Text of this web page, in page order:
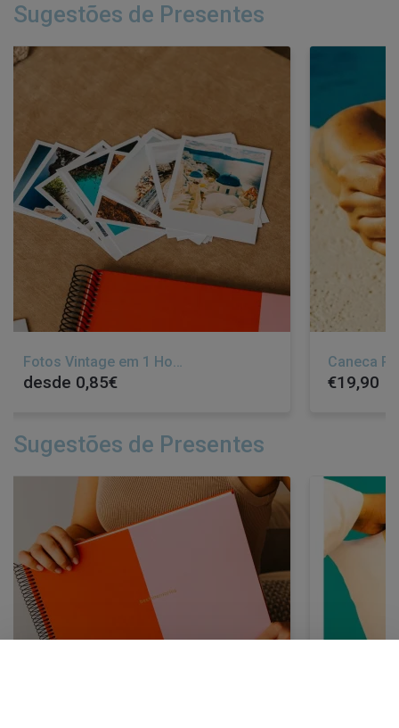
Sugestões de Presentes
Fotos Vintage em 1 Hora
desde 0,85€ €19,90
Sugestões de Presentes